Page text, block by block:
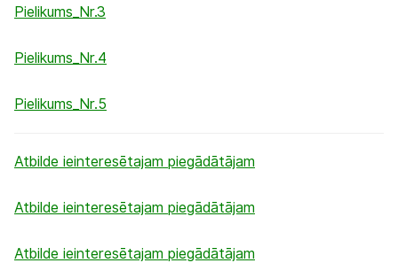
Pielikums_Nr.3
Pielikums_Nr.4
Pielikums_Nr.5
Atbilde ieinteresētajam piegādātājam
Atbilde ieinteresētajam piegādātājam
Atbilde ieinteresētajam piegādātājam